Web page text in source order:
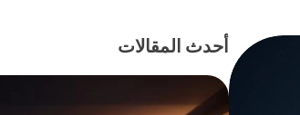
أحدث المقالات